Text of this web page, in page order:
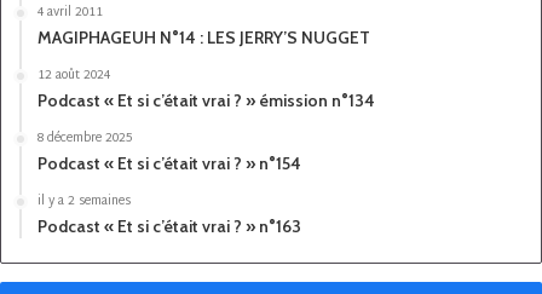
4 avril 2011
MAGIPHAGEUH N°14 : LES JERRY’S NUGGET
12 août 2024
Podcast « Et si c’était vrai ? » émission n°134
8 décembre 2025
Podcast « Et si c’était vrai ? » n°154
il y a 2 semaines
Podcast « Et si c’était vrai ? » n°163